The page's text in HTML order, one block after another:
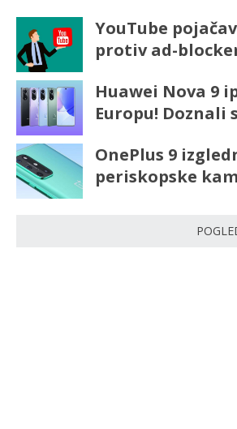
YouTube
protiv ad-
Huawei Nova 9
Europu! Doznali
OnePlus 9
periskopske